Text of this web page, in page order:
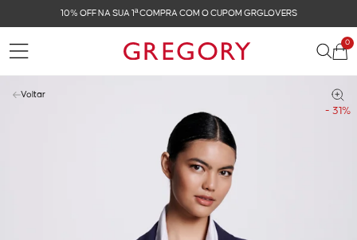
FRETE GRÁTIS NAS COMPRAS ACIMA DE
0
- 31%
Voltar